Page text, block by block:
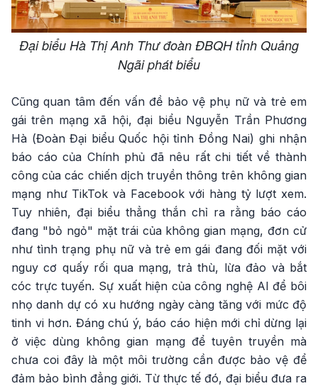
Đại biểu Hà Thị Anh Thư đoàn ĐBQH tỉnh Quảng
Ngãi phát biểu
Cũng quan tâm đến vấn đề bảo vệ phụ nữ và trẻ em
gái trên mạng xã hội, đại biểu Nguyễn Trần Phương
Hà (Đoàn Đại biểu Quốc hội tỉnh Đồng Nai) ghi nhận
báo cáo của Chính phủ đã nêu rất chi tiết về thành
công của các chiến dịch truyền thông trên không gian
mạng như TikTok và Facebook với hàng tỷ lượt xem.
Tuy nhiên, đại biểu thẳng thắn chỉ ra rằng báo cáo
đang "bỏ ngỏ" mặt trái của không gian mạng, đơn cử
như tình trạng phụ nữ và trẻ em gái đang đối mặt với
nguy cơ quấy rối qua mạng, trả thù, lừa đảo và bắt
cóc trực tuyến. Sự xuất hiện của công nghệ AI để bôi
nhọ danh dự có xu hướng ngày càng tăng với mức độ
tinh vi hơn. Đáng chú ý, báo cáo hiện mới chỉ dừng lại
ở việc dùng không gian mạng để tuyên truyền mà
chưa coi đây là một môi trường cần được bảo vệ để
đảm bảo bình đẳng giới. Từ thực tế đó, đại biểu đưa ra